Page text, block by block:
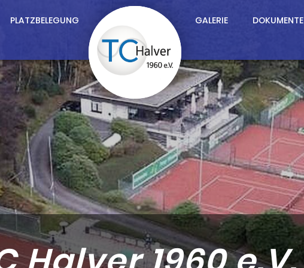
PLATZBELEGUNG GALERIE DOKUMENTE